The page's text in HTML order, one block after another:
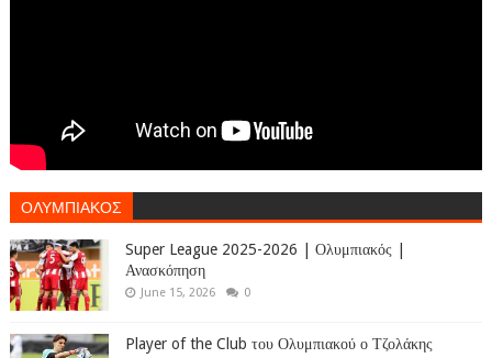
ΟΛΥΜΠΙΑΚΟΣ
Super League 2025-2026 | Ολυμπιακός |
Ανασκόπηση
June 15, 2026 0
Player of the Club του Ολυμπιακού ο Τζολάκης